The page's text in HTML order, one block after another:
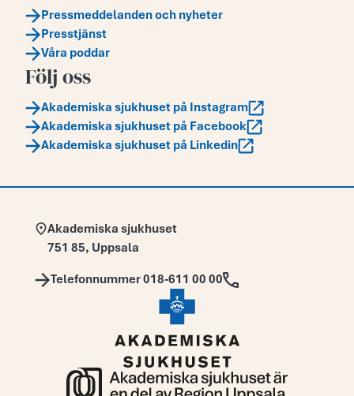
Pressmeddelanden och nyheter
Presstjänst
Våra poddar
Följ oss
Akademiska sjukhuset på Instagram
Akademiska sjukhuset på Facebook
Akademiska sjukhuset på Linkedin
Adress:
Akademiska sjukhuset
751 85, Uppsala
Telefon:
Telefonnummer 018-611 00 00